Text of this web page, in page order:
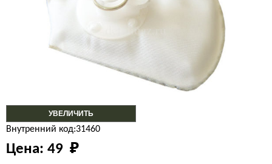
УВЕЛИЧИТЬ
Внутренний код:31460
Цена: 49 ₽